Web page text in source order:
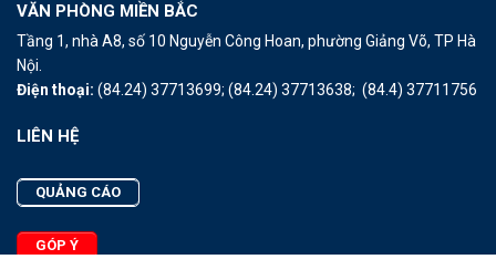
VĂN PHÒNG MIỀN BẮC
Tầng 1, nhà A8, số 10 Nguyễn Công Hoan, phường Giảng Võ, TP Hà
Nội.
Điện thoại: (84.24) 37713699; (84.24) 37713638; (84.4) 37711756
LIÊN HỆ
QUẢNG CÁO
GÓP Ý